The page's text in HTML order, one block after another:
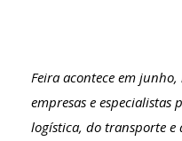
Feira acontece em
empresas e
logística, do transporte e